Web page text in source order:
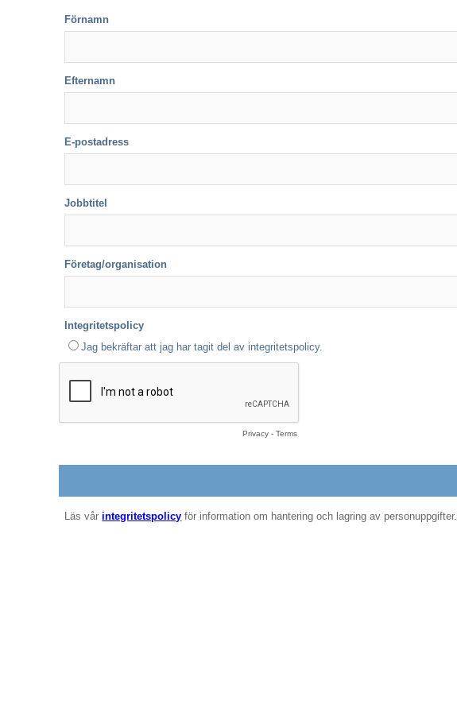
Förnamn
Efternamn
E-postadress
Jobbtitel
Företag/organisation
Integritetspolicy
Jag bekräftar att jag har tagit del av integritetspolicy.
Privacy -Terms
Läs vårintegritetspolicy för information om hantering och lagring av personuppgifter.